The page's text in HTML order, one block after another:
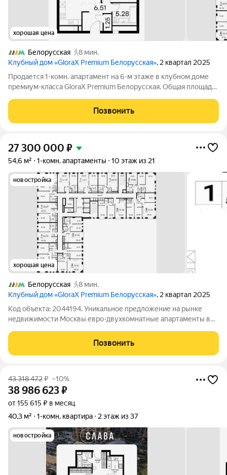
хорошая цена
Белорусская
8 мин.
Клубный дом «GloraX Premium Белорусская», 2 квартал 2025
Продается 1-комн. апартамент на 6-м этаже в клубном доме
премиум-класса GloraX Premium Белорусская. Общая площадь
жилую зону. Преимущества лота: спальня и гостиная с
эркерными окнами;
Позвонить
27 300 000 ₽
54,6 м² 1-комн. апартаменты 10 этаж из 21
новостройка
хорошая цена
Белорусская
8 мин.
Клубный дом «GloraX Premium Белорусская», 2 квартал 2025
Код объекта: 2044194. Уникальное предложение на рынке
недвижимости Москвы евро-двухкомнатные апартаменты в
Белорусская». Этот объект представляет собой идеальное
сочетание доступной цены, продуманной
Позвонить
43 318 472₽ –10%
38 986 623₽
от 155 615 ₽ в месяц
40,3 м²
1-комн. квартира 2 этаж из 37
новостройка